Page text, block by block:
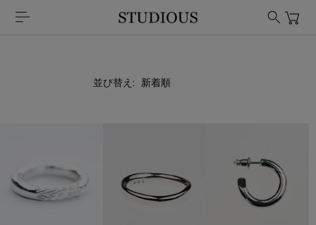
並び替え: